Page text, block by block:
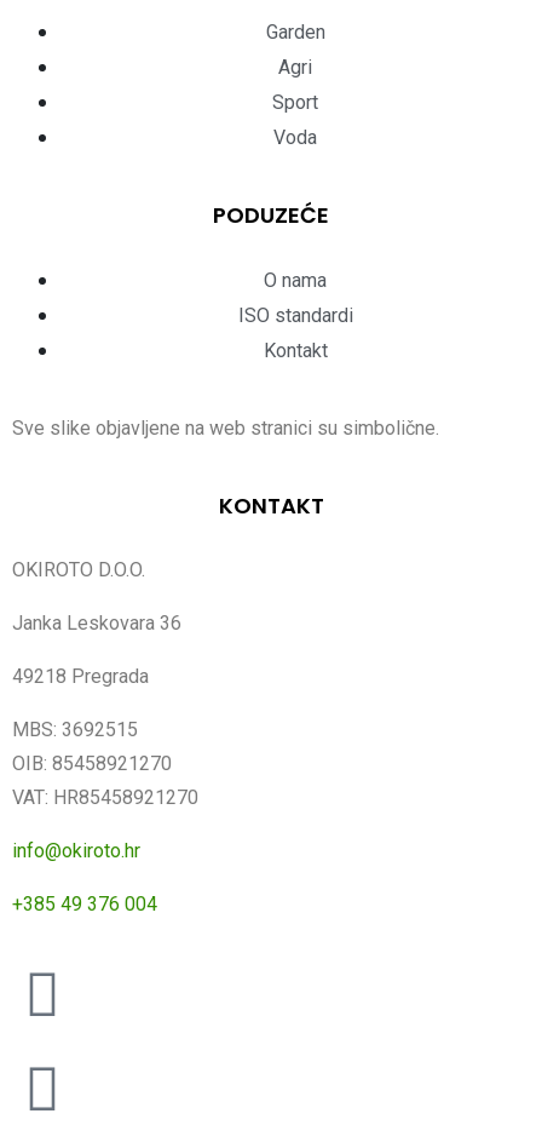
Garden
Agri
Sport
Voda
PODUZEĆE
O nama
ISO standardi
Kontakt
Sve slike objavljene na web stranici su simbolične.
KONTAKT
OKIROTO D.O.O.
Janka Leskovara 36
49218 Pregrada
MBS: 3692515
OIB: 85458921270
VAT: HR85458921270
info@okiroto.hr
+385 49 376 004